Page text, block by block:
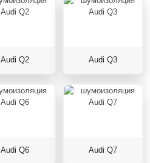
Audi Q2 Audi Q3
Audi Q6 Audi Q7